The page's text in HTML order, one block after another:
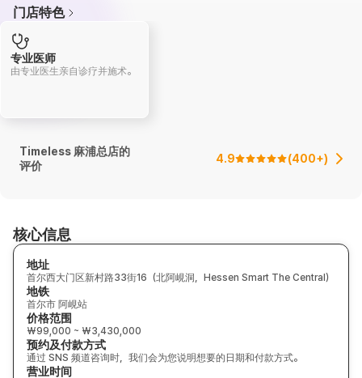
门店特色
专业医师
由专业医生亲自诊疗并施术。
Timeless 麻浦总店的
评价
4.9 (400+)
核心信息
地址
首尔西大门区新村路33街16（北阿峴洞，Hessen Smart The Central）
地铁
首尔市 阿峴站
价格范围
₩99,000 ~ ₩3,430,000
预约及付款方式
通过 SNS 频道咨询时，我们会为您说明想要的日期和付款方式。
营业时间